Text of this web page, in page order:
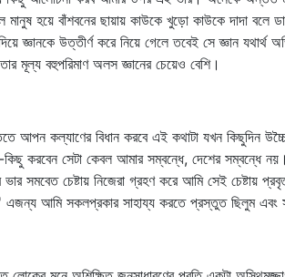
মানুষ হয়ে বাঁশবনের ছায়ায় কাউকে খুড়ো কাউকে দাদা বলে
জ্ঞানকে উত্তীর্ণ করে নিয়ে গেলে তবেই সে জ্ঞান
মূল্য বহুপরিমাণ অলস জ্ঞানের চেয়েও বেশি।
কল্যাণের বিধান করবে এই কথাটা যখন কিছুদিন
কিছু করবেন সেটা কেবল আমার সম্বন্ধে, দেশের সম্বন্ধে
সমবেত চেষ্টায় নিজেরা গ্রহণ করে আমি সেই
আমি সকলপ্রকার সাহায্য করতে প্রস্তুত ছিলুম এবং